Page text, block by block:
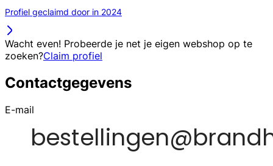
Profiel geclaimd door in 2024
Wacht even! Probeerde je net je eigen webshop op te
zoeken?Claim profiel
Contactgegevens
E-mail